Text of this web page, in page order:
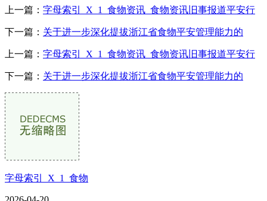
上一篇： 字母索引_X_1_食物资讯_食物资讯旧事报道平安行
下一篇： 关于进一步深化提拔浙江省食物平安管理能力的
上一篇： 字母索引_X_1_食物资讯_食物资讯旧事报道平安行
下一篇： 关于进一步深化提拔浙江省食物平安管理能力的
字母索引_X_1_食物